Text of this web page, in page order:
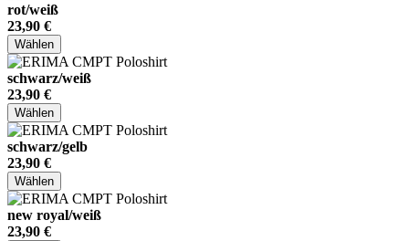
rot/weiß
23,90 €
Wählen
schwarz/weiß
23,90 €
Wählen
schwarz/gelb
23,90 €
Wählen
new royal/weiß
23,90 €